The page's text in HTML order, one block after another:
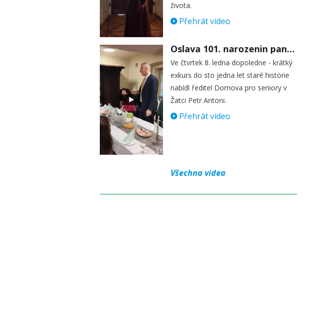
života.
Přehrát video
Oslava 101. narozenin paní Věry Skořepové
Ve čtvrtek 8. ledna dopoledne - krátký
exkurs do sto jedna let staré historie
nabídl ředitel Domova pro seniory v
Žatci Petr Antoni.
Přehrát video
Všechna videa